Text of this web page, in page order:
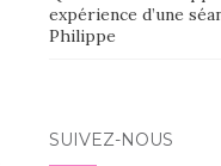
expérience d’une
Philippe
SUIVEZ-NOUS